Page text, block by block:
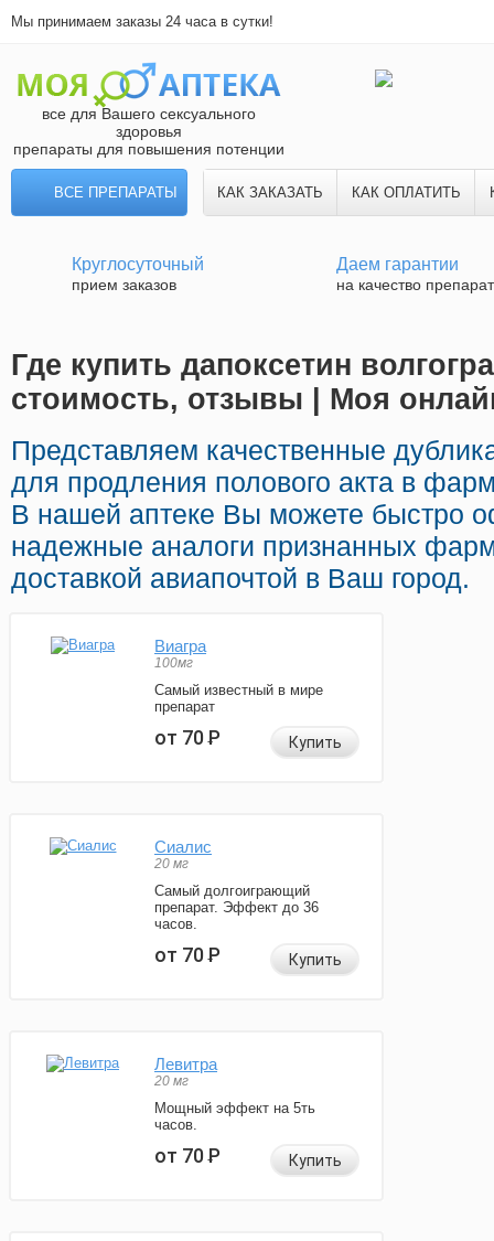
Мы принимаем заказы 24 часа в сутки!
все для Вашего сексуального
здоровья
препараты для повышения потенции
ВСЕ ПРЕПАРАТЫ КАК ЗАКАЗАТЬ КАК ОПЛАТИТЬ
Круглосуточный
прием заказов
Даем гарантии
на качество
Где купить дапоксетин
стоимость, отзывы | Моя
Представляем качественные
для продления полового акта в
В нашей аптеке Вы можете быстро
надежные аналоги признанных
доставкой авиапочтой в Ваш город.
Виагра
100мг
Самый известный в мире
препарат
от 70Р Купить
Сиалис
20 мг
Самый долгоиграющий
препарат. Эффект до 36
часов.
от 70Р Купить
Левитра
20 мг
Мощный эффект на 5ть
часов.
от 70Р Купить